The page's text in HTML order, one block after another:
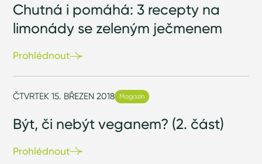
Chutná i pomáhá: 3 recepty na
limonády se zeleným ječmenem
Prohlédnout
ČTVRTEK 15. BŘEZEN 2018 Magazín
Být, či nebýt veganem? (2. část)
Prohlédnout